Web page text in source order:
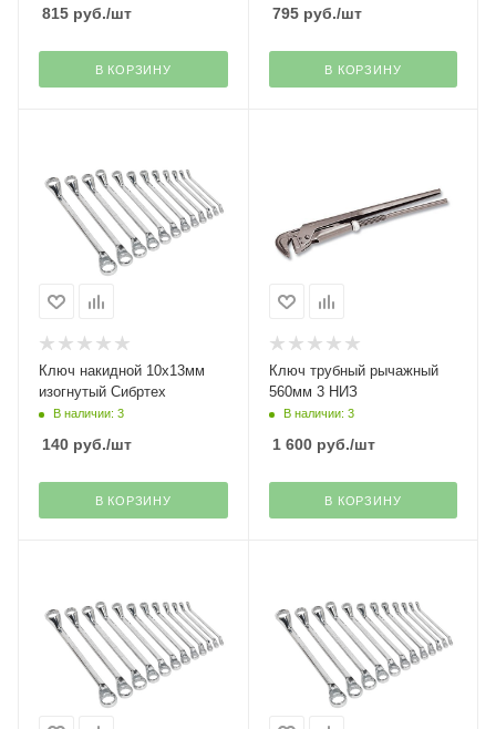
815 руб./шт
В КОРЗИНУ
795руб./шт
В КОРЗИНУ
Ключ накидной 10х13мм
изогнутый Сибртех
В наличии: 3
140 руб./шт
В КОРЗИНУ
Ключ трубный рычажный
560мм 3 НИЗ
В наличии: 3
1 600руб./шт
В КОРЗИНУ